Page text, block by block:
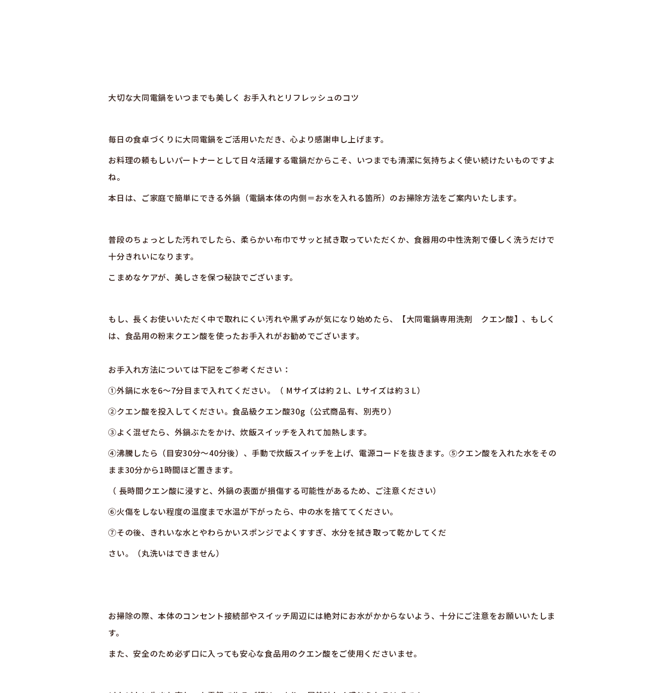
大切な大同電鍋をいつまでも美しく お手入れとリフレッシュのコツ
毎日の食卓づくりに大同電鍋をご活用いただき、心より感謝申し上げます。
お料理の頼もしいパートナーとして日々活躍する電鍋だからこそ、いつまでも清潔に気持ちよく使い続けたいものですよ
ね。
本日は、ご家庭で簡単にできる外鍋（電鍋本体の内側＝お水を入れる箇所）のお掃除方法をご案内いたします。
普段のちょっとした汚れでしたら、柔らかい布巾でサッと拭き取っていただくか、食器用の中性洗剤で優しく洗うだけで
十分きれいになります。
こまめなケアが、美しさを保つ秘訣でございます。
もし、長くお使いいただく中で取れにくい汚れや黒ずみが気になり始めたら、【大同電鍋専用洗剤 クエン酸】、もしく
は、食品用の粉末クエン酸を使ったお手入れがお勧めでございます。
お手入れ方法については下記をご参考ください：
①外鍋に水を6〜7分目まで入れてください。（ Mサイズは約２ L、 Lサイズは約３ L）
②クエン酸を投入してください。食品級クエン酸30g （公式商品有、別売り）
③よく混ぜたら、外鍋ぶたをかけ、炊飯スイッチを入れて加熱します。
④沸騰したら（目安30分～40分後）、手動で炊飯スイッチを上げ、電源コードを抜きます。⑤クエン酸を入れた水をその
まま30分から1時間ほど置きます。
（ 長時間クエン酸に浸すと、外鍋の表面が損傷する可能性があるため、ご注意ください）
⑥火傷をしない程度の温度まで水温が下がったら、中の水を捨ててください。
⑦その後、きれいな水とやわらかいスポンジでよくすすぎ、水分を拭き取って乾かしてくだ
さい。（丸洗いはできません）
お掃除の際、本体のコンセント接続部やスイッチ周辺には絶対にお水がかからないよう、十分にご注意をお願いいたしま
す。
また、安全のため必ず口に入っても安心な食品用のクエン酸をご使用くださいませ。